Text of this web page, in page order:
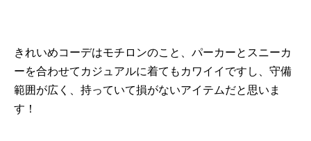
きれいめコーデはモチロンのこと、パーカーとスニーカ
ーを合わせてカジュアルに着てもカワイイですし、守備
範囲が広く、持っていて損がないアイテムだと思いま
す！